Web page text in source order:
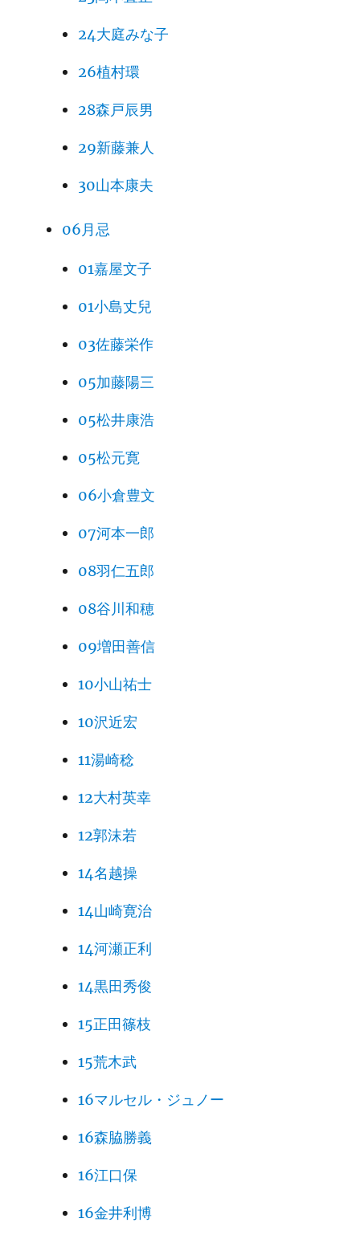
24大庭みな子
26植村環
28森戸辰男
29新藤兼人
30山本康夫
06月忌
01嘉屋文子
01小島丈兒
03佐藤栄作
05加藤陽三
05松井康浩
05松元寛
06小倉豊文
07河本一郎
08羽仁五郎
08谷川和穂
09増田善信
10小山祐士
10沢近宏
11湯崎稔
12大村英幸
12郭沫若
14名越操
14山崎寛治
14河瀬正利
14黒田秀俊
15正田篠枝
15荒木武
16マルセル・ジュノー
16森脇勝義
16江口保
16金井利博